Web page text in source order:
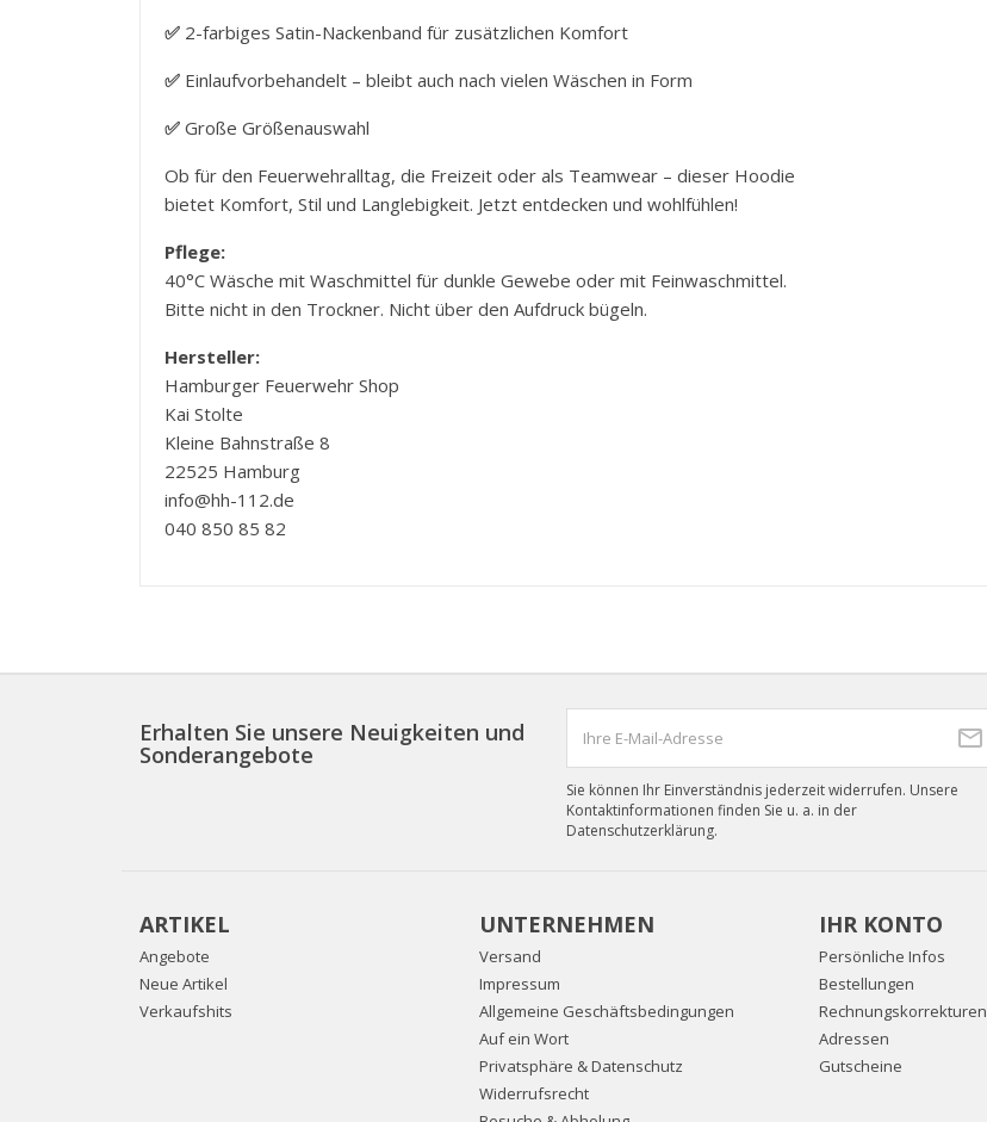
✅ 2-farbiges Satin-Nackenband für zusätzlichen Komfort
✅ Einlaufvorbehandelt – bleibt auch nach vielen Wäschen in Form
✅ Große Größenauswahl
Ob für den Feuerwehralltag, die Freizeit oder als Teamwear – dieser Hoodie
bietet Komfort, Stil und Langlebigkeit. Jetzt entdecken und wohlfühlen!
Pflege:
40°C Wäsche mit Waschmittel für dunkle Gewebe oder mit Feinwaschmittel.
Bitte nicht in den Trockner. Nicht über den Aufdruck bügeln.
Hersteller:
Hamburger Feuerwehr Shop
Kai Stolte
Kleine Bahnstraße 8
22525 Hamburg
info@hh-112.de
040 850 85 82
Erhalten Sie unsere Neuigkeiten und
Sonderangebote
Sie können Ihr Einverständnis jederzeit widerrufen. Unsere
Kontaktinformationen finden Sie u. a. in der
Datenschutzerklärung.
ARTIKEL
Angebote
Neue Artikel
Verkaufshits
UNTERNEHMEN
Versand
Impressum
Allgemeine Geschäftsbedingungen
Auf ein Wort
Privatsphäre & Datenschutz
Widerrufsrecht
IHR KONTO
Persönliche Infos
Bestellungen
Rechnungskorrekturen
Adressen
Gutscheine